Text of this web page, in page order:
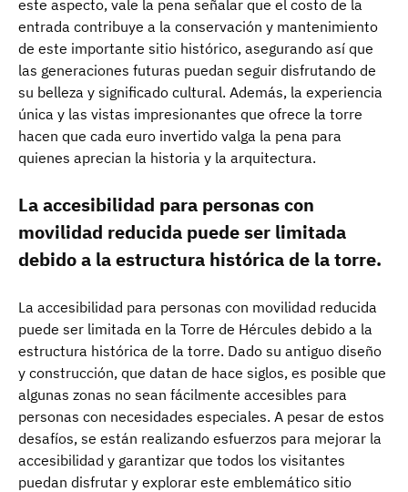
este aspecto, vale la pena señalar que el costo de la
entrada contribuye a la conservación y mantenimiento
de este importante sitio histórico, asegurando así que
las generaciones futuras puedan seguir disfrutando de
su belleza y significado cultural. Además, la experiencia
única y las vistas impresionantes que ofrece la torre
hacen que cada euro invertido valga la pena para
quienes aprecian la historia y la arquitectura.
La accesibilidad para personas con
movilidad reducida puede ser limitada
debido a la estructura histórica de la torre.
La accesibilidad para personas con movilidad reducida
puede ser limitada en la Torre de Hércules debido a la
estructura histórica de la torre. Dado su antiguo diseño
y construcción, que datan de hace siglos, es posible que
algunas zonas no sean fácilmente accesibles para
personas con necesidades especiales. A pesar de estos
desafíos, se están realizando esfuerzos para mejorar la
accesibilidad y garantizar que todos los visitantes
puedan disfrutar y explorar este emblemático sitio